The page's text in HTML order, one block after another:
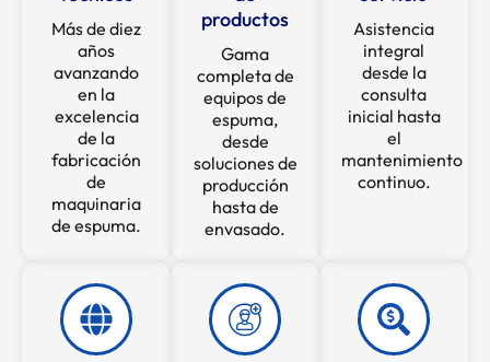
Más de diez
años
avanzando
en la
excelencia
de la
fabricación
de
maquinaria
de espuma.
productos
Gama
completa de
equipos de
espuma,
desde
soluciones de
producción
hasta de
envasado.
Asistencia
integral
desde la
consulta
inicial hasta
el
mantenimiento
continuo.